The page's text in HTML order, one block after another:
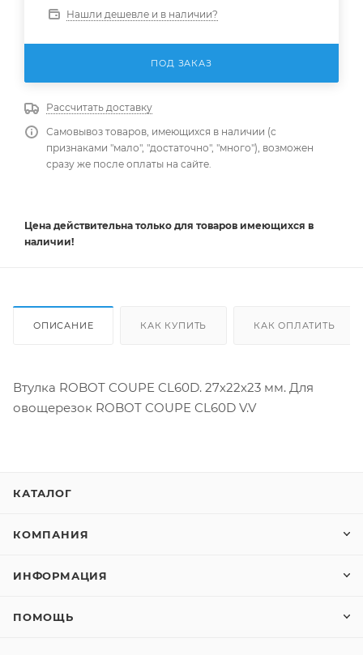
Нашли дешевле и в наличии?
ПОД ЗАКАЗ
Рассчитать доставку
Самовывоз товаров, имеющихся в наличии (с
признаками "мало", "достаточно", "много"), возможен
сразу же после оплаты на сайте.
Цена действительна только для товаров имеющихся в
наличии!
ОПИСАНИЕ КАК КУПИТЬ КАК ОПЛАТИТЬ
Втулка ROBOT COUPE CL60D. 27х22х23 мм. Для
овощерезок ROBOT COUPE CL60D V.V
КАТАЛОГ
КОМПАНИЯ
ИНФОРМАЦИЯ
ПОМОЩЬ